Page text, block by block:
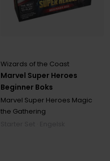
Marvel Super Heroes
Beginner Boks
Wizards of the Coast
Marvel Super Heroes Magic
the Gathering